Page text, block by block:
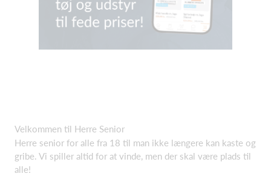
Velkommen til Herre Senior
Herre senior for alle fra 18 til man ikke længere kan kaste og
gribe. Vi spiller altid for at vinde, men der skal være plads til
alle!